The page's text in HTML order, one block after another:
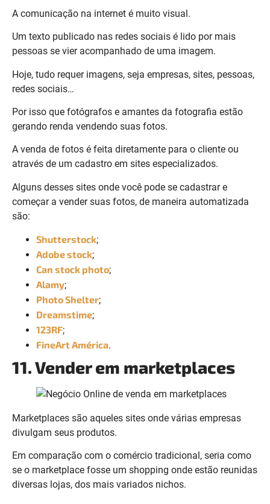
A comunicação na internet é muito visual.
Um texto publicado nas redes sociais é lido por mais
pessoas se vier acompanhado de uma imagem.
Hoje, tudo requer imagens, seja empresas, sites, pessoas,
redes sociais…
Por isso que fotógrafos e amantes da fotografia estão
gerando renda vendendo suas fotos.
A venda de fotos é feita diretamente para o cliente ou
através de um cadastro em sites especializados.
Alguns desses sites onde você pode se cadastrar e
começar a vender suas fotos, de maneira automatizada
são:
Shutterstock;
Adobe stock;
Can stock photo;
Alamy;
Photo Shelter;
Dreamstime;
123RF;
FineArt América.
11. Vender em marketplaces
Marketplaces são aqueles sites onde várias empresas
divulgam seus produtos.
Em comparação com o comércio tradicional, seria como
se o marketplace fosse um shopping onde estão reunidas
diversas lojas, dos mais variados nichos.